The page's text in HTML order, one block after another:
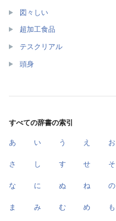
図々しい
超加工食品
テスクリアル
頭身
すべての辞書の索引
あ い う え お
さ し す せ そ
な に ぬ ね の
ま み む め も